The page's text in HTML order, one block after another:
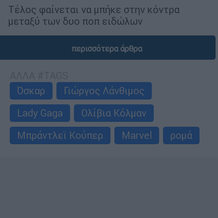
Τέλος φαίνεται να μπήκε στην κόντρα
μεταξύ των δυο ποπ ειδώλων
περισσότερα άρθρα
Όσκαρ
Γιώργος Λάνθιμος
Lady Gaga
Ολίβια Κόλμαν
Μπράντλεϊ Κούπερ
Marvel ρομά